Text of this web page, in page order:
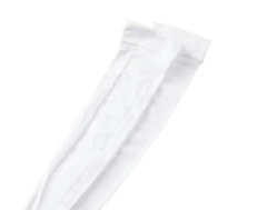
159cm 51kgRecommended
Find out more on your body type